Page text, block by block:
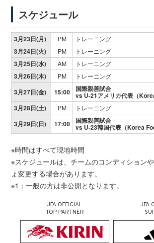
スケジュール
3月23日(月) PM トレーニング
3月24日(火) PM トレーニング
3月25日(水) AM トレーニング
3月26日(木) PM トレーニング
3月27日(金) 15:00 国際親善試合
vs U-21アメリカ代表（
3月28日(土)
PM トレーニング
3月29日(日) 17:00 国際親善試合
vs U-23韓国代表（Korea
※時間はすべて現地時間
※スケジュールは、チームのコンディション
ょ変更する場合があります。
※1：一般の方は非公開となります。
JFA OFFICIAL
TOP PARTNER
JFA